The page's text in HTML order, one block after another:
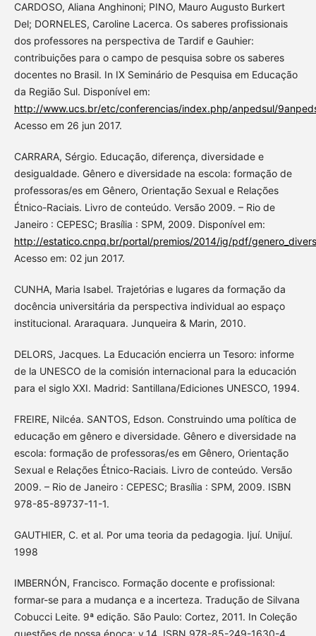
CARDOSO, Aliana Anghinoni; PINO, Mauro Augusto Burkert
Del; DORNELES, Caroline Lacerca. Os saberes profissionais
dos professores na perspectiva de Tardif e Gauhier:
contribuições para o campo de pesquisa sobre os saberes
docentes no Brasil. In IX Seminário de Pesquisa em Educação
da Região Sul. Disponível em:
http://www.ucs.br/etc/conferencias/index.php/anpedsul/
Acesso em 26 jun 2017.
CARRARA, Sérgio. Educação, diferença, diversidade e
desigualdade. Gênero e diversidade na escola: formação de
professoras/es em Gênero, Orientação Sexual e Relações
Étnico-Raciais. Livro de conteúdo. Versão 2009. – Rio de
Janeiro : CEPESC; Brasília : SPM, 2009. Disponível em:
http://estatico.cnpq.br/portal/premios/2014/ig/pdf/
Acesso em: 02 jun 2017.
CUNHA, Maria Isabel. Trajetórias e lugares da formação da
docência universitária da perspectiva individual ao espaço
institucional. Araraquara. Junqueira & Marin, 2010.
DELORS, Jacques. La Educación encierra un Tesoro: informe
de la UNESCO de la comisión internacional para la educación
para el siglo XXI. Madrid: Santillana/Ediciones UNESCO, 1994.
FREIRE, Nilcéa. SANTOS, Edson. Construindo uma política de
educação em gênero e diversidade. Gênero e diversidade na
escola: formação de professoras/es em Gênero, Orientação
Sexual e Relações Étnico-Raciais. Livro de conteúdo. Versão
2009. – Rio de Janeiro : CEPESC; Brasília : SPM, 2009. ISBN
978-85-89737-11-1.
GAUTHIER, C. et al. Por uma teoria da pedagogia. Ijuí. Unijuí.
1998
IMBERNÓN, Francisco. Formação docente e profissional:
formar-se para a mudança e a incerteza. Tradução de Silvana
Cobucci Leite. 9ª edição. São Paulo: Cortez, 2011. In Coleção